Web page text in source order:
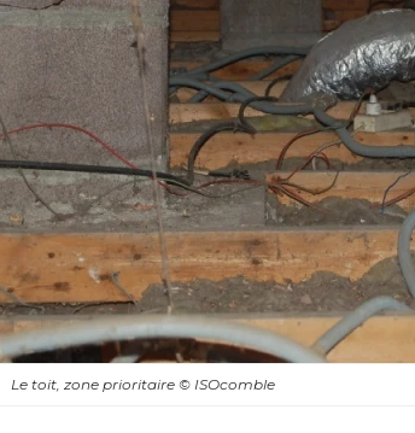
Le toit, zone prioritaire© ISOcomble